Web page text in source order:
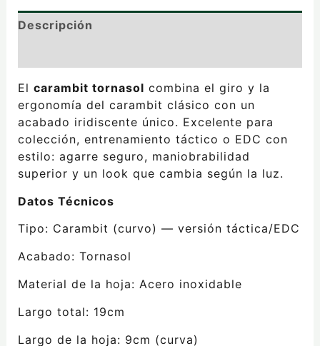
Descripción
El carambit tornasol combina el giro y la
ergonomía del carambit clásico con un
acabado iridiscente único. Excelente para
colección, entrenamiento táctico o EDC con
estilo: agarre seguro, maniobrabilidad
superior y un look que cambia según la luz.
Datos Técnicos
Tipo: Carambit (curvo) — versión táctica/EDC
Acabado: Tornasol
Material de la hoja: Acero inoxidable
Largo total: 19cm
Largo de la hoja: 9cm (curva)